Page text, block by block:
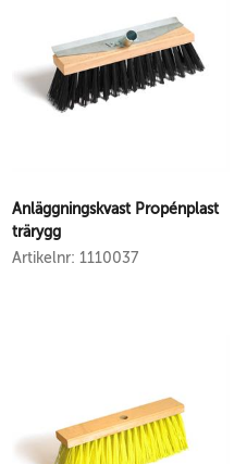
Anläggningskvast Propénplast
trärygg
Artikelnr: 1110037